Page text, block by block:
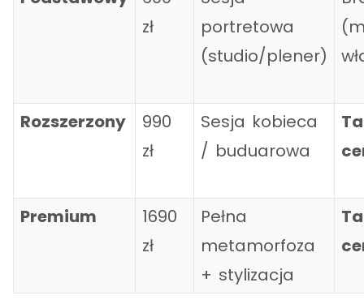
zł
portretowa
(studio/plener)
Rozszerzony
990
zł
Sesja kobieca
/ buduarowa
Premium
1690
zł
Pełna
metamorfoza
+ stylizacja